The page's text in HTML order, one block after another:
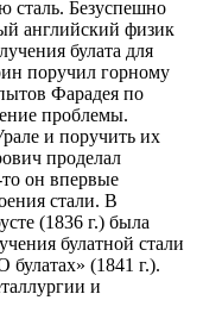
сталь. Безуспешно
английский физик
булата для
поручил горному
Фарадея по
проблемы.
и поручить их
проделал
он впервые
стали. В
(1836 г.) была
булатной стали
(1841 г.).
и